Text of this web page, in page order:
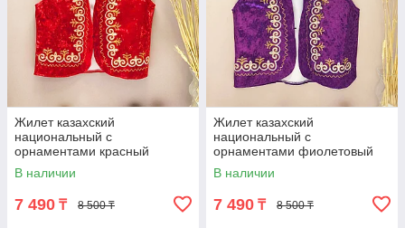
Жилет казахский
национальный с
орнаментами красный
(размеры 40-50)
В наличии
7 490 ₸ 8 500 ₸
Жилет казахский
национальный с
орнаментами фиолетовый
(размеры 44-50)
В наличии
7 490 ₸ 8 500 ₸